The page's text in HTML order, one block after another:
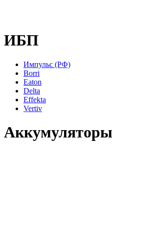
ИБП
Импульс (РФ)
Borri
Eaton
Delta
Effekta
Vertiv
Аккумуляторы